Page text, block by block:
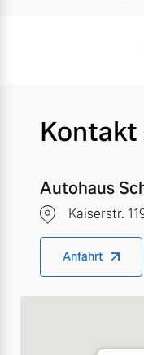
Autohaus
Kaiserstr.
Anfahrt